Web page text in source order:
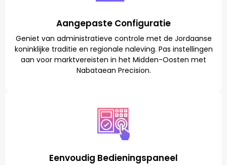
Aangepaste Configuratie
Geniet van administratieve controle met de Jordaanse
koninklijke traditie en regionale naleving. Pas instellingen
aan voor marktvereisten in het Midden-Oosten met
Nabataean Precision.
Eenvoudig Bedieningspaneel